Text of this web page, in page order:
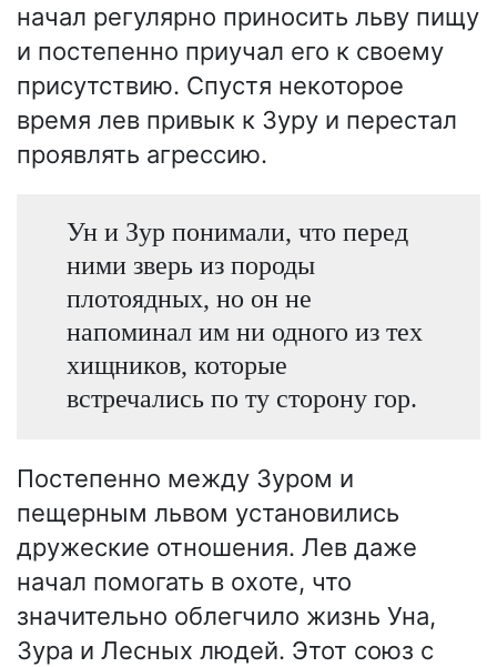
начал регулярно приносить льву пищу
и постепенно приучал его к своему
присутствию. Спустя некоторое
время лев привык к Зуру и перестал
проявлять агрессию.
Ун и Зур понимали, что перед
ними зверь из породы
плотоядных, но он не
напоминал им ни одного из тех
хищников, которые
встречались по ту сторону гор.
Постепенно между Зуром и
пещерным львом установились
дружеские отношения. Лев даже
начал помогать в охоте, что
значительно облегчило жизнь Уна,
Зура и Лесных людей. Этот союз с